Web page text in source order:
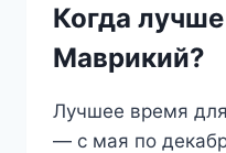
Когда лучше
Маврикий?
Лучшее время
— с мая по